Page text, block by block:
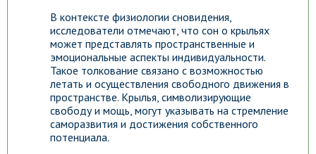
В контексте физиологии сновидения,
исследователи отмечают, что сон о крыльях
может представлять пространственные и
эмоциональные аспекты индивидуальности.
Такое толкование связано с возможностью
летать и осуществления свободного движения в
пространстве. Крылья, символизирующие
свободу и мощь, могут указывать на стремление
саморазвития и достижения собственного
потенциала.